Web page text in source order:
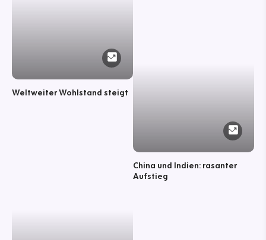
Weltweiter Wohlstand steigt
China und Indien: rasanter
Aufstieg